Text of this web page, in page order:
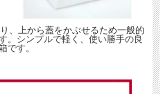
、上から蓋をかぶせるため一般的
。シンプルで軽く、使い勝手の良
です。